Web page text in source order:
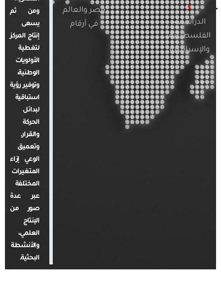
الدراسات
الفلسطينية
والإسرائيلية
مصر والعالم
في أرقام
ومن ثم
يسعى
إنتاج المركز
لتغطية
الأولويات
الوطنية،
وتوفير رؤية
استباقية
لبدائل
الحركة
والقرار.
وتعميق
الوعي إزاء
المتغيرات
المختلفة
عبر عدة
صور من
الإنتاج
العلمي،
والأنشطة
البحثية.